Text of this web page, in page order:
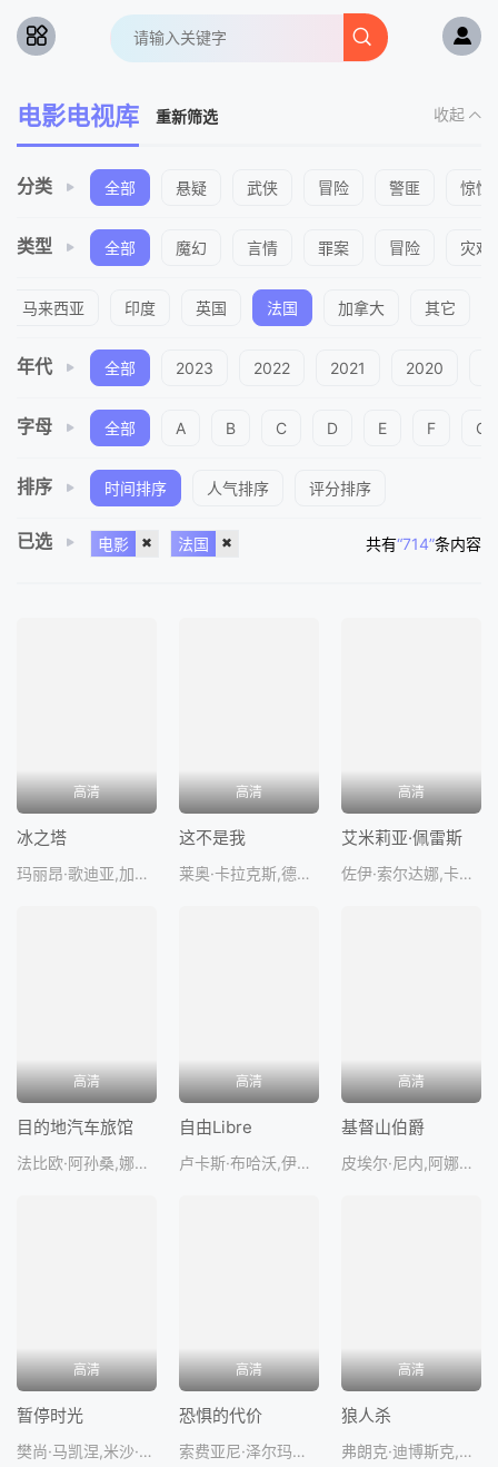
电影电视库 重新筛选 收起
分类 全部 悬疑 武侠 冒险 警匪 惊悚
类型 全部 魔幻 言情 罪案 冒险 灾难
马来西亚 印度 英国 法国 加拿大 其它
年代 全部 2023 2022 2021 2020
字母 全部 A B C D E F G
排序 时间排序 人气排序 评分排序
已选 电影 法国 共有“714”条内容
高清
冰之塔
玛丽昂·歌迪亚,加斯帕·诺,奥古斯特·迪赫,克拉拉·帕西尼,利拉-萝丝·吉尔贝
高清
这不是我
莱奥·卡拉克斯,德尼·拉旺,娜斯提亚·戈卢别娃·卡拉克斯,洛雷塔·茱德凯特,安娜-伊莎贝尔·塞弗
高清
艾米莉亚·佩雷斯
佐伊·索尔达娜,卡拉·索菲娅·加斯科恩,赛琳娜·戈麦斯,阿德里安娜·帕兹,埃德加·拉米雷
高清
目的地汽车旅馆
法比欧·阿孙桑,娜塔莉·罗查,伊阿古·泽维尔
高清
自由Libre
卢卡斯·布哈沃,伊万·阿达勒,LéaLuceBusato
高清
基督山伯爵
皮埃尔·尼内,阿娜伊斯·德穆斯蒂埃,皮耶尔弗兰切斯科·法维诺,安娜玛丽亚·沃特鲁梅,奥斯卡·莱斯
高清
暂停时光
樊尚·马凯涅,米沙·莱斯科特,诺拉·哈姆扎维
高清
恐惧的代价
索费亚尼·泽尔玛尼,奥尔本·勒努瓦,安娜·吉拉多特,弗兰克·盖思堂彼得,BirolTarkanYildi
高清
狼人杀
弗朗克·迪博斯克,苏珊娜·克莱蒙,让·雷诺,乔纳森·朗贝尔,格里高利·菲托